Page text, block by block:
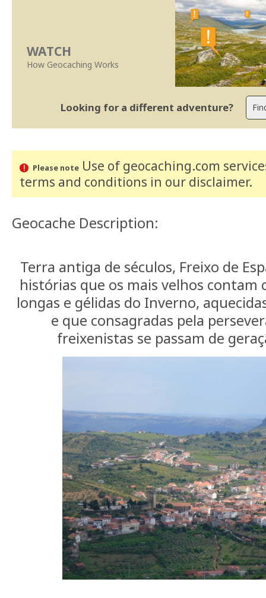
WATCH
How Geocaching Works
Looking for a different adventure?
Please noteUse of geocaching.com
terms and conditions in our disclaimer.
Geocache Description:
Terra antiga de séculos, Freixo de
histórias que os mais velhos contam
longas e gélidas do Inverno,
e que consagradas pela
freixenistas se passam de